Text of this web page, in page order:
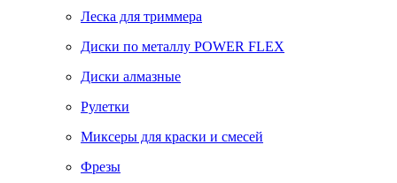
Леска для триммера
Диски по металлу POWER FLEX
Диски алмазные
Рулетки
Миксеры для краски и смесей
Фрезы